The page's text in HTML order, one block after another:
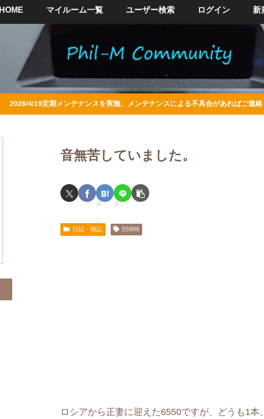
HOME マイルーム一覧 ユーザー検索 ログイン 新
2026/4/19定期メンテナンスを実施、メンテナンスによる不具合があればご連
音無苦していました。
0 0
日記・雑記 55996
ロシアから正妻に迎えた6550ですが、どうも1